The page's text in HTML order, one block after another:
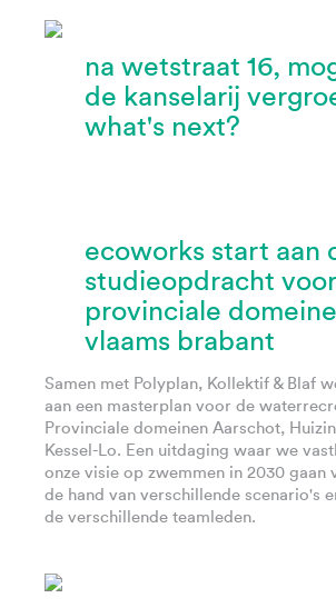
na wetstraat 16,
de kanselarij
what's next?
ecoworks start aan
studieopdracht
provinciale
vlaams brabant
Samen met Polyplan, Kollektif & Blaf
aan een masterplan voor de
Provinciale domeinen Aarschot,
Kessel-Lo. Een uitdaging waar we
onze visie op zwemmen in 2030 gaan
de hand van verschillende scenario's
de verschillende teamleden.